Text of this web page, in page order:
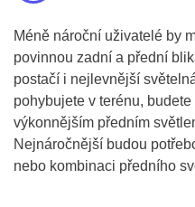
Méně nároční uživatelé by
povinnou zadní a přední
postačí i nejlevnější
pohybujete v terénu,
výkonnějším předním
Nejnáročnější budou
nebo kombinaci předního